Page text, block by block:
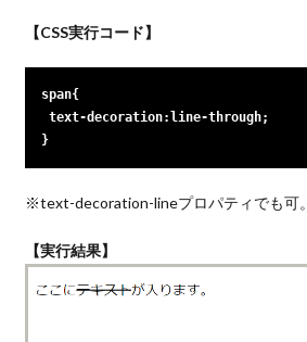
【CSS実行コード】
span{
text-decoration:line-through;
}
※text-decoration-lineプロパティでも可。
【実行結果】